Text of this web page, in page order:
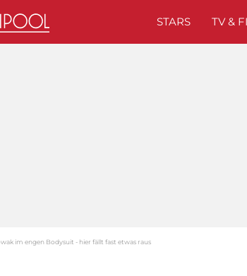
STARS TV &
im engen Bodysuit - hier fällt fast etwas raus